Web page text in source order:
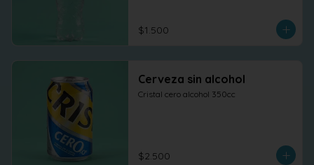
$1.500
Cerveza sin alcohol
Cristal cero alcohol 350cc
$2.500